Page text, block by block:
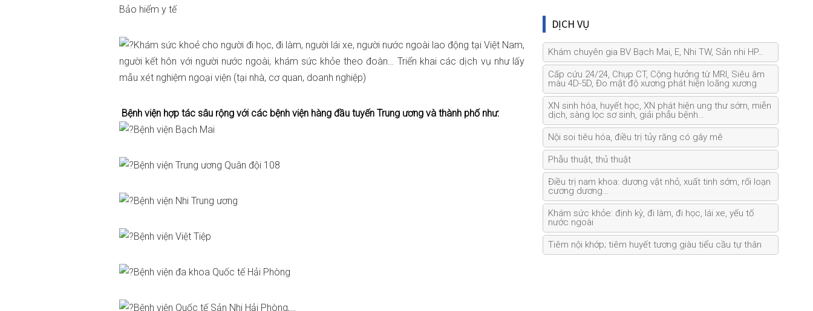
Bảo hiểm y tế
Khám sức khoẻ cho người đi học, đi làm, người lái xe, người nước ngoài lao động tại Việt Nam,
người kết hôn với người nước ngoài, khám sức khỏe theo đoàn… Triển khai các dịch vụ như lấy
mẫu xét nghiệm ngoại viện (tại nhà, cơ quan, doanh nghiệp)
Bệnh viện hợp tác sâu rộng với các bệnh viện hàng đầu tuyến Trung ương và thành phố như:
Bệnh viện Bạch Mai
Bệnh viện Trung ương Quân đội 108
Bệnh viện Nhi Trung ương
Bệnh viện Việt Tiệp
Bệnh viện đa khoa Quốc tế Hải Phòng
Bệnh viện Quốc tế Sản Nhi Hải Phòng,…
DỊCH VỤ
Khám chuyên gia BV Bạch Mai, E, Nhi TW, Sản nhi HP…
Cấp cứu 24/24, Chụp CT, Cộng hưởng từ MRI, Siêu âm
màu 4D-5D, Đo mật độ xương phát hiện loãng xương
XN sinh hóa, huyết học, XN phát hiện ung thư sớm, miễn
dịch, sàng lọc sơ sinh, giải phẫu bệnh…
Nội soi tiêu hóa, điều trị tủy răng có gây mê
Phẫu thuật, thủ thuật
Điều trị nam khoa: dương vật nhỏ, xuất tinh sớm, rối loạn
cương dương…
Khám sức khỏe: định kỳ, đi làm, đi học, lái xe, yếu tố
nước ngoài
Tiêm nội khớp; tiêm huyết tương giàu tiểu cầu tự thân